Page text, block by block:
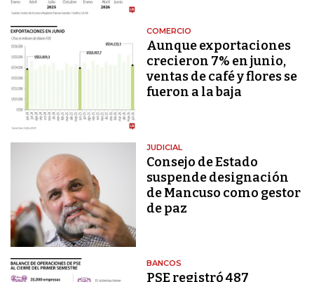
COMERCIO
Aunque exportaciones
crecieron 7% en junio,
ventas de café y flores se
fueron a la baja
JUDICIAL
Consejo de Estado
suspende designación
de Mancuso como gestor
de paz
BANCOS
PSE registró 487